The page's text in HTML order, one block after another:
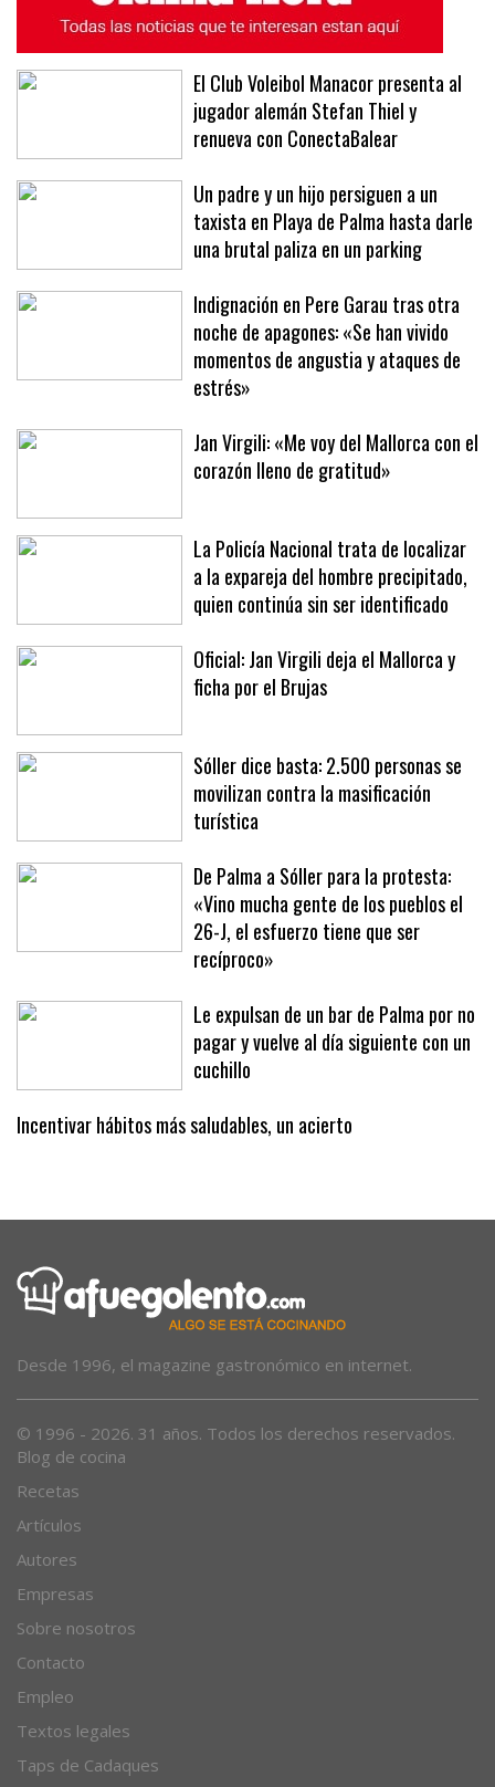
El Club Voleibol Manacor presenta al
jugador alemán Stefan Thiel y
renueva con ConectaBalear
Un padre y un hijo persiguen a un
taxista en Playa de Palma hasta darle
una brutal paliza en un parking
Indignación en Pere Garau tras otra
noche de apagones: «Se han vivido
momentos de angustia y ataques de
estrés»
Jan Virgili: «Me voy del Mallorca con el
La Policía Nacional trata de localizar
a la expareja del hombre precipitado,
quien continúa sin ser identificado
Oficial: Jan Virgili deja el Mallorca y
Sóller dice basta: 2.500 personas se
movilizan contra la masificación
turística
De Palma a Sóller para la protesta:
«Vino mucha gente de los pueblos el
26-J, el esfuerzo tiene que ser
recíproco»
Le expulsan de un bar de Palma por no
pagar y vuelve al día siguiente con un
cuchillo
Blog de cocina
Recetas
Artículos
Autores
Empresas
Sobre nosotros
Contacto
Empleo
Textos legales